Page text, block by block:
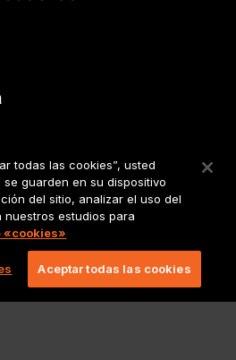
del gaming.
servicios
de
todas las cookies”, usted
guarden en su dispositivo
del sitio, analizar el uso del
estudios para
«cookies»
Aceptar todas las cookies